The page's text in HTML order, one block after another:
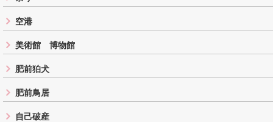
空港
美術館 博物館
肥前狛犬
肥前鳥居
自己破産